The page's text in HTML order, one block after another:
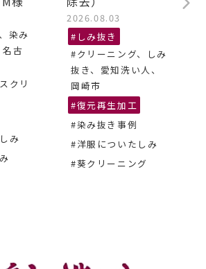
染み
古
クリ
み
2026.08.03
#しみ抜き
#クリーニング、しみ
抜き、愛知洗い人、
岡崎市
#復元再生加工
#染み抜き事例
#洋服についたしみ
#葵クリーニング